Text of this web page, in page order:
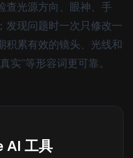
查光源方向、眼神、手
发现问题时一次只修改一
积累有效的镜头、光线和
实”等形容词更可靠。
AI 工具